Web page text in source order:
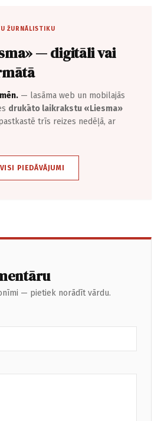
ŽURNĀLISTIKU
— digitāli vai
— lasāma web un mobilajās
drukāto laikrakstu «Liesma»
trīs reizes nedēļā, ar
VISI PIEDĀVĀJUMI
— pietiek norādīt vārdu.